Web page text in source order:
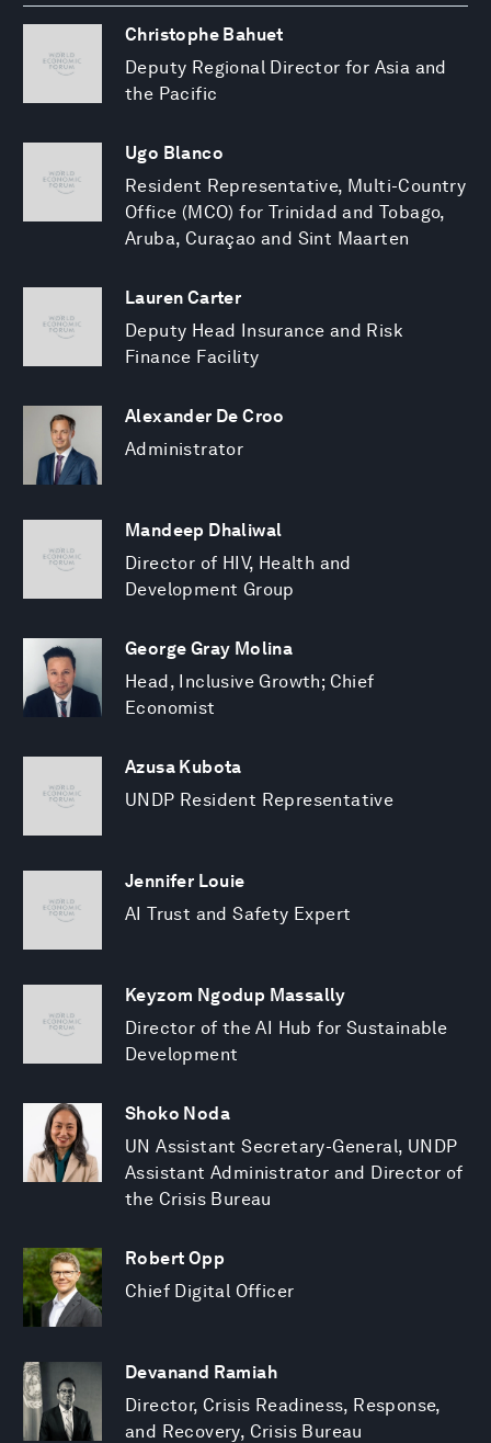
Christophe Bahuet
Deputy Regional Director for Asia and
the Pacific
Ugo Blanco
Resident Representative, Multi-Country
Office (MCO) for Trinidad and Tobago,
Aruba, Curaçao and Sint Maarten
Lauren Carter
Deputy Head Insurance and Risk
Finance Facility
Alexander De Croo
Administrator
Mandeep Dhaliwal
Director of HIV, Health and
Development Group
George Gray Molina
Head, Inclusive Growth; Chief
Economist
Azusa Kubota
UNDP Resident Representative
Jennifer Louie
AI Trust and Safety Expert
Keyzom Ngodup Massally
Director of the AI Hub for Sustainable
Development
Shoko Noda
UN Assistant Secretary-General, UNDP
Assistant Administrator and Director of
the Crisis Bureau
Robert Opp
Chief Digital Officer
Devanand Ramiah
Director, Crisis Readiness, Response,
and Recovery, Crisis Bureau